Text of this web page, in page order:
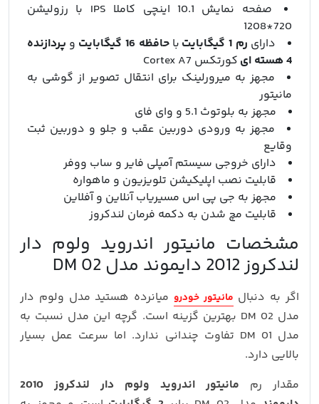
صفحه نمایش 10.1 اینچی کاملا IPS با رزولیشن
720*1208
دارای رم 1 گیگابایت باحافظه 16 گیگابایت و پردازنده
4 هسته ای
کورتکس Cortex A7
مجهز به میرورلینک برای انتقال تصویر از گوشی به
مانیتور
مجهز به بلوتوث 5.1 و وای فای
مجهز به ورودی دوربین عقب و جلو و دوربین ثبت
وقایع
دارای خروجی سیستم آمپلی فایر و ساب ووفر
قابلیت نصب اپلیکیشن تلویزیون و ماهواره
مجهز به جی پی اس مسیریاب آنلاین و آفلاین
قابلیت مچ شدن به دکمه فرمان لندکروز
مشخصات مانیتور اندروید ولوم دار
لندکروز 2012 دایموند مدل DM 02
اگر به دنبال مانیتور خودرو میانرده هستید مدل ولوم دار
مدل DM 02 بهترین گزینه است. گرچه این مدل نسبت به
مدل DM 01 تفاوت چندانی ندارد. اما سرعت عمل بسیار
بالایی دارد.
مقدار رم
مانیتور اندروید ولوم دار لندکروز 2010